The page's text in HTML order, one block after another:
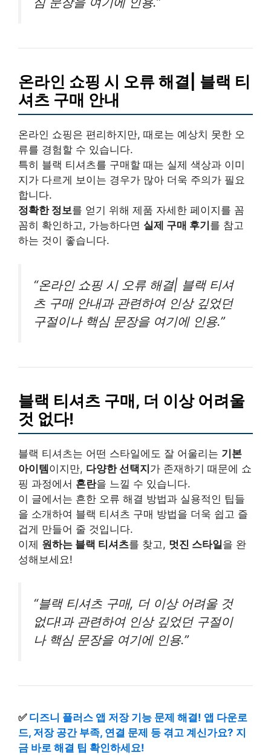
온라인 쇼핑 시 오류 해결| 블랙 티
셔츠 구매 안내
온라인 쇼핑은 편리하지만, 때로는 예상치 못한 오
류를 경험할 수 있습니다.
특히 블랙 티셔츠를 구매할 때는 실제 색상과 이미
지가 다르게 보이는 경우가 많아 더욱 주의가 필요
합니다.
정확한 정보를 얻기 위해 제품 자세한 페이지를 꼼
꼼히 확인하고, 가능하다면 실제 구매 후기 를 참고
하는 것이 좋습니다.
“온라인 쇼핑 시 오류 해결| 블랙 티셔
츠 구매 안내과 관련하여 인상 깊었던
구절이나 핵심 문장을 여기에 인용.”
블랙 티셔츠 구매, 더 이상 어려울
것 없다!
블랙 티셔츠는 어떤 스타일에도 잘 어울리는 기본
아이템이지만, 다양한 선택지가 존재하기 때문에 쇼
핑 과정에서 혼란을 느낄 수 있습니다.
이 글에서는 흔한 오류 해결 방법과 실용적인 팁들
을 소개하여 블랙 티셔츠 구매 방법을 더욱 쉽고 즐
겁게 만들어 줄 것입니다.
이제 원하는 블랙 티셔츠를 찾고, 멋진 스타일을 완
성해보세요!
“블랙 티셔츠 구매, 더 이상 어려울 것
없다!과 관련하여 인상 깊었던 구절이
나 핵심 문장을 여기에 인용.”
✅ 디즈니 플러스 앱 저장 기능 문제 해결! 앱 다운로
드, 저장 공간 부족, 연결 문제 등 겪고 계신가요? 지
금 바로 해결 팁 확인하세요!